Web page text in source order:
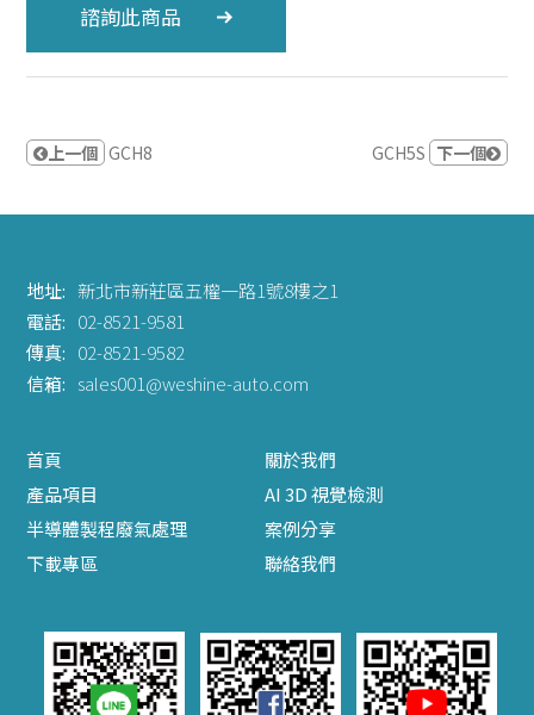
諮詢此商品
上一個 GCH8 GCH5S 下一個
地址: 新北市新莊區五權一路1號8樓之1
電話: 02-8521-9581
傳真: 02-8521-9582
信箱: sales001@weshine-auto.com
首頁
關於我們
產品項目
AI 3D 視覺檢測
半導體製程廢氣處理
案例分享
下載專區
聯絡我們